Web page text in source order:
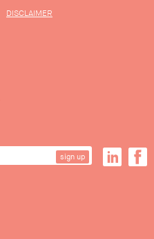
DISCLAIMER